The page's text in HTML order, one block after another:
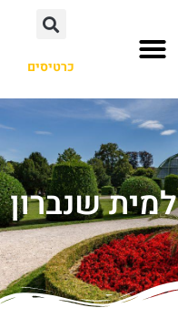
כרטיסים
שנברון